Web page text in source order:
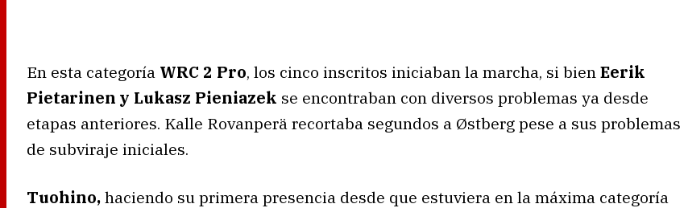
En esta categoría WRC 2 Pro, los cinco inscritos iniciaban la marcha, si bien Eerik
Pietarinen y Lukasz Pieniazek se encontraban con diversos problemas ya desde
etapas anteriores. Kalle Rovanperä recortaba segundos a Østberg pese a sus problemas
de subviraje iniciales.
Tuohino, haciendo su primera presencia desde que estuviera en la máxima categoría